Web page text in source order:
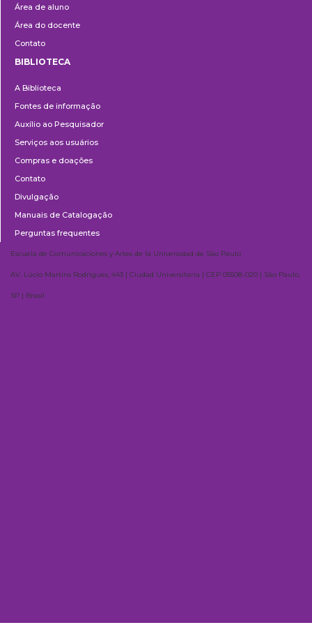
Área de aluno
Área do docente
Contato
BIBLIOTECA
A Biblioteca
Fontes de informação
Auxílio ao Pesquisador
Serviços aos usuários
Compras e doações
Contato
Divulgação
Manuais de Catalogação
Perguntas frequentes
Escuela de Comunicaciones y Artes de la Universidad de São Paulo
AV. Lúcio Martins Rodrigues, 443 | Ciudad Universitaria | CEP 05508-020 | São Paulo,
SP | Brasil